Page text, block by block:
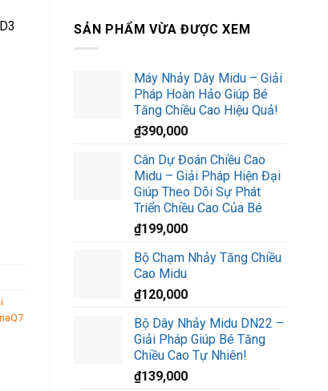
SẢN PHẨM VỪA ĐƯỢC XEM
Máy Nhảy Dây Midu – Giải
Pháp Hoàn Hảo Giúp Bé
Tăng Chiều Cao Hiệu Quả!
₫390,000
Cân Dự Đoán Chiều Cao
Midu – Giải Pháp Hiện Đại
Giúp Theo Dõi Sự Phát
Triển Chiều Cao Của Bé
₫199,000
Bộ Chạm Nhảy Tăng Chiều
Cao Midu
₫120,000
Bộ Dây Nhảy Midu DN22 –
Giải Pháp Giúp Bé Tăng
Chiều Cao Tự Nhiên!
₫139,000
Triển Chiều Cao Và Xương Chắc Khỏe Từ Trong Bụng